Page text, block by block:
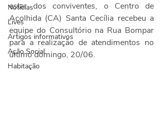
Notícias
Lives
Artigos informativos
Ação Social
Habitação
estar dos conviventes, o Centro de
Acolhida (CA) Santa Cecília recebeu a
equipe do Consultório na Rua Bompar
para a realização de atendimentos no
último domingo, 20/06.